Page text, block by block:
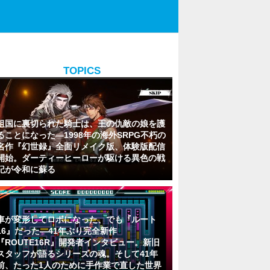
TOPICS
国に裏切られた騎士は、王の仇敵の娘を護
ことになった―1998年の海外SRPG不朽の
作『幻世録』全面リメイク版、体験版配信
始。ダーティーヒーローが駆ける異色の戦
が令和に蘇る
が変形してロボになった、でも『ルート
』だった―41年ぶり完全新作
ROUTE16R』開発者インタビュー。新旧
タッフが語るシリーズの魂。そして41年
、たった1人のために手作業で直した世界